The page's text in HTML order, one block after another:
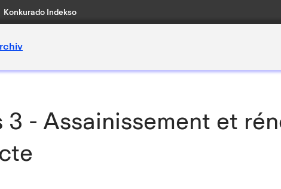
Konkurado Indekso
- Assainissement et